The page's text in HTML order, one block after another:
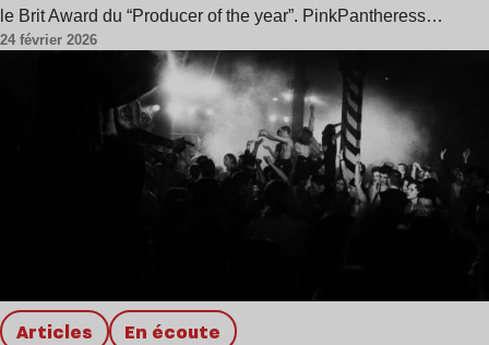
le Brit Award du “Producer of the year”. PinkPantheress…
24 février 2026
Articles en écoute